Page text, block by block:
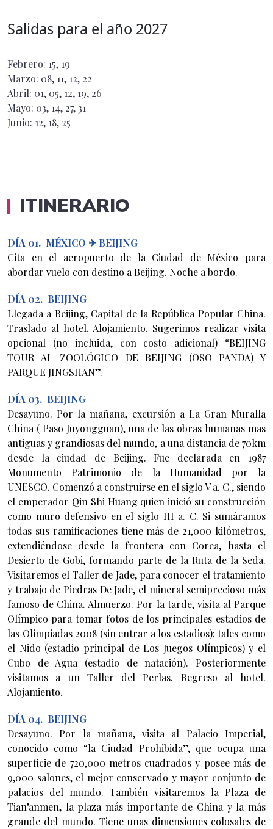
Salidas para el año 2027
Febrero: 15, 19
Marzo: 08, 11, 12, 22
Abril: 01, 05, 12, 19, 26
Mayo: 03, 14, 27, 31
Junio: 12, 18, 25
ITINERARIO
DÍA 01. MÉXICO ✈ BEIJING
Cita en el aeropuerto de la Ciudad de México para
abordar vuelo con destino a Beijing. Noche a bordo.
DÍA 02. BEIJING
Llegada a Beijing, Capital de la República Popular China.
Traslado al hotel. Alojamiento. Sugerimos realizar visita
opcional (no incluida, con costo adicional) “BEIJING
TOUR AL ZOOLÓGICO DE BEIJING (OSO PANDA) Y
PARQUE JINGSHAN”.
DÍA 03. BEIJING
Desayuno. Por la mañana, excursión a La Gran Muralla
China ( Paso Juyongguan), una de las obras humanas mas
antiguas y grandiosas del mundo, a una distancia de 70km
desde la ciudad de Beijing. Fue declarada en 1987
Monumento Patrimonio de la Humanidad por la
UNESCO. Comenzó a construirse en el siglo V a. C., siendo
el emperador Qin Shi Huang quien inició su construcción
como muro defensivo en el siglo III a. C. Si sumáramos
todas sus ramificaciones tiene más de 21,000 kilómetros,
extendiéndose desde la frontera con Corea, hasta el
Desierto de Gobi, formando parte de la Ruta de la Seda.
Visitaremos el Taller de Jade, para conocer el tratamiento
y trabajo de Piedras De Jade, el mineral semiprecioso más
famoso de China. Almuerzo. Por la tarde, visita al Parque
Olímpico para tomar fotos de los principales estadios de
las Olimpiadas 2008 (sin entrar a los estadios): tales como
el Nido (estadio principal de Los Juegos Olímpicos) y el
Cubo de Agua (estadio de natación). Posteriormente
visitamos a un Taller del Perlas. Regreso al hotel.
Alojamiento.
DÍA 04. BEIJING
Desayuno. Por la mañana, visita al Palacio Imperial,
conocido como “la Ciudad Prohibida”, que ocupa una
superficie de 720,000 metros cuadrados y posee más de
9,000 salones, el mejor conservado y mayor conjunto de
palacios del mundo. También visitaremos la Plaza de
Tian’anmen, la plaza más importante de China y la más
grande del mundo. Tiene unas dimensiones colosales de